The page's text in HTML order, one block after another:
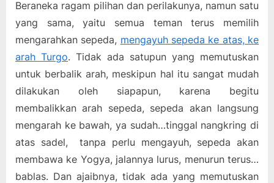
Beraneka ragam pilihan dan perilakunya, namun satu
yang sama, yaitu semua teman terus memilih
mengarahkan sepeda, mengayuh sepeda ke atas, ke
arah Turgo. Tidak ada satupun yang memutuskan
untuk berbalik arah, meskipun hal itu sangat mudah
dilakukan oleh siapapun, karena begitu
membalikkan arah sepeda, sepeda akan langsung
mengarah ke bawah, ya sudah…tinggal nangkring di
atas sadel, tanpa perlu mengayuh, sepeda akan
membawa ke Yogya, jalannya lurus, menurun terus…
bablas. Dan ajaibnya, tidak ada yang memutuskan